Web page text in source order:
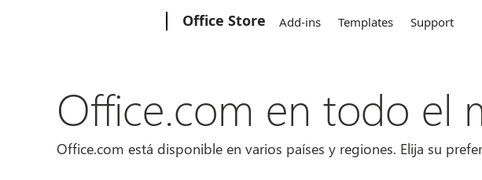
Office Store Add-ins Templates Support
Office.com en todo el
Office.com está disponible en varios países y regiones. Elija su